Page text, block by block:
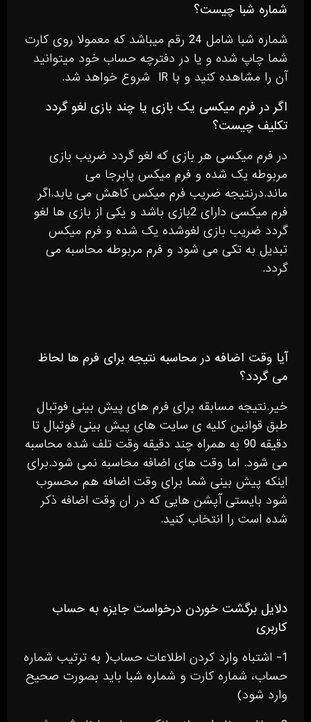
شماره شبا چیست؟
شماره شبا شامل 24 رقم میباشد که معمولا روی کارت
شما چاپ شده و یا در دفترچه حساب خود میتوانید
آن را مشاهده کنید و با IR شروع خواهد شد.
اگر در فرم میکسی یک بازی یا چند بازی لغو گردد
تکلیف چیست؟
در فرم میکسی هر بازی که لغو گردد ضریب بازی
مربوطه یک شده و فرم میکس پابرجا می
ماند.درنتیجه ضریب فرم میکس کاهش می یابد.اگر
فرم میکسی دارای 2بازی باشد و یکی از بازی ها لغو
گردد ضریب بازی لغوشده یک شده و فرم میکس
تبدیل به تکی می شود و فرم مربوطه محاسبه می
گردد.
آیا وقت اضافه در محاسبه نتیجه برای فرم ها لحاظ
می گردد؟
خیر.نتیجه مسابقه برای فرم های پیش بینی فوتبال
طبق قوانین کلیه ی سایت های پیش بینی فوتبال تا
دقیقه 90 به همراه چند دقیقه وقت تلف شده محاسبه
می شود. اما وقت های اضافه محاسبه نمی شود.برای
اینکه پیش بینی شما برای وقت اضافه هم محسوب
شود بایستی آپشن هایی که در ان وقت اضافه ذکر
شده است را انتخاب کنید.
دلایل برگشت خوردن درخواست جایزه به حساب
کاربری
1- اشتباه وارد کردن اطلاعات حساب( به ترتیب شماره
حساب، شماره کارت و شماره شبا باید بصورت صحیح
وارد شود)